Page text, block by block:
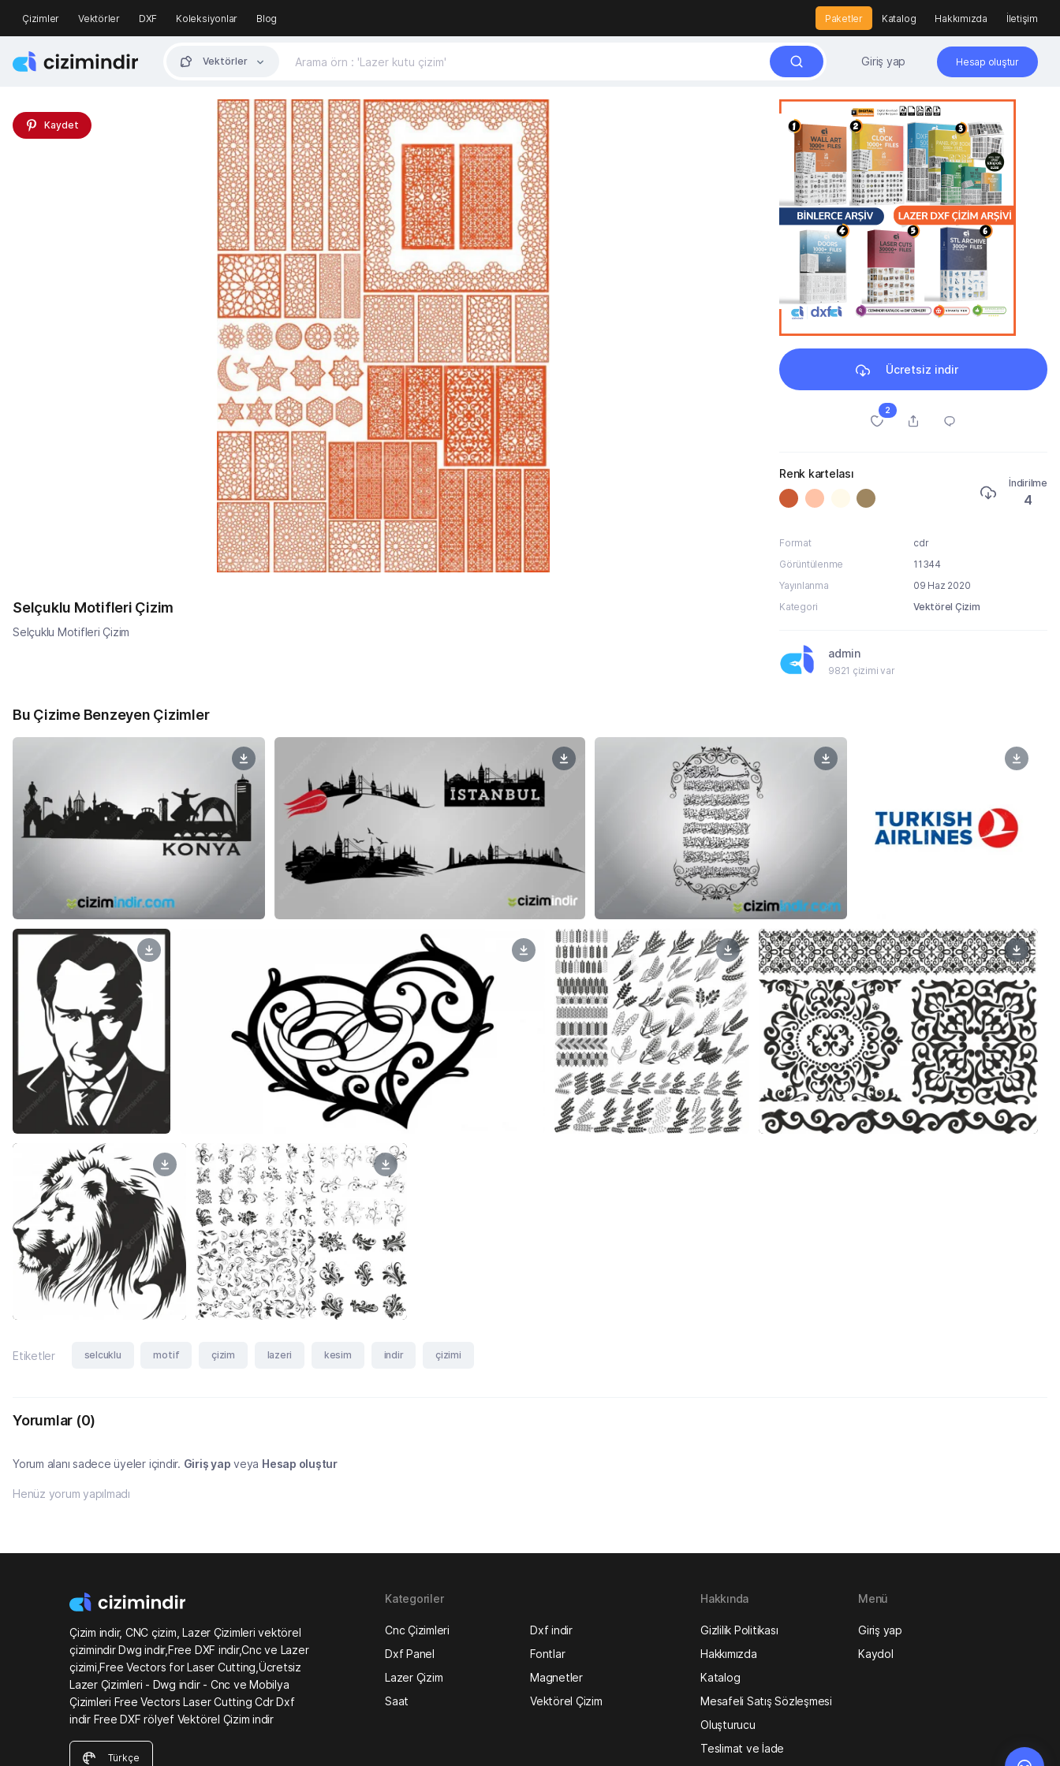
Çizimler Vektörler DXF Koleksiyonlar Blog Paketler Katalog Hakkımızda İletişim
Vektörler Giriş yap Hesap oluştur
Kaydet
Selçuklu Motifleri Çizim
Selçuklu Motifleri Çizim
Ücretsiz indir
2
Renk kartelası
İndirilme
4
Format
cdr
Görüntülenme
11344
Yayınlanma
09 Haz 2020
Kategori
Vektörel Çizim
admin
9821 çizimi var
Bu Çizime Benzeyen Çizimler
Etiketler selcuklu motif çizim lazeri kesim indir çizimi
Yorumlar (0)
Yorum alanı sadece üyeler içindir. Giriş yap veya Hesap oluştur
Henüz yorum yapılmadı
Çizim indir, CNC çizim, Lazer Çizimleri vektörel
çizimindir Dwg indir,Free DXF indir,Cnc ve Lazer
çizimi,Free Vectors for Laser Cutting,Ücretsiz
Lazer Çizimleri - Dwg indir - Cnc ve Mobilya
Çizimleri Free Vectors Laser Cutting Cdr Dxf
indir Free DXF rölyef Vektörel Çizim indir
Türkçe
Kategoriler
Cnc Çizimleri
Dxf indir
Dxf Panel
Fontlar
Lazer Çizim
Magnetler
Saat
Vektörel Çizim
Hakkında
Gizlilik Politikası
Hakkımızda
Katalog
Mesafeli Satış Sözleşmesi
Oluşturucu
Teslimat ve İade
Menü
Giriş yap
Kaydol